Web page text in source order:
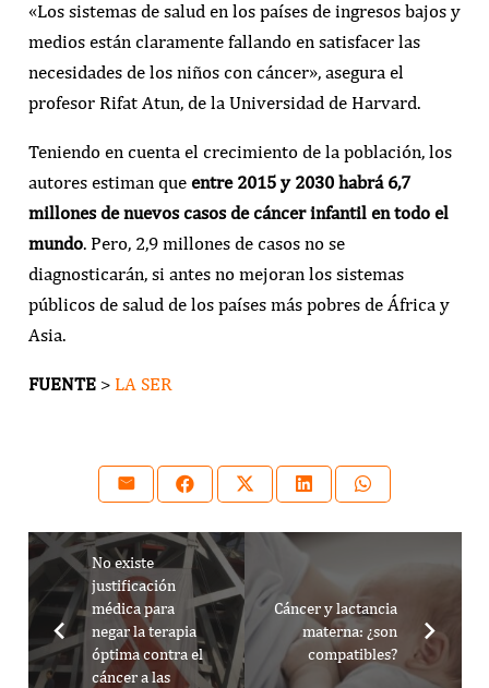
«Los sistemas de salud en los países de ingresos bajos y
medios están claramente fallando en satisfacer las
necesidades de los niños con cáncer», asegura el
profesor Rifat Atun, de la Universidad de Harvard.
Teniendo en cuenta el crecimiento de la población, los
autores estiman que entre 2015 y 2030 habrá 6,7
millones de nuevos casos de cáncer infantil en todo el
mundo. Pero, 2,9 millones de casos no se
diagnosticarán, si antes no mejoran los sistemas
públicos de salud de los países más pobres de África y
Asia.
FUENTE> LA SER
No existe
justificación
médica para
negar la terapia
óptima contra el
cáncer a las
Cáncer y lactancia
materna: ¿son
compatibles?